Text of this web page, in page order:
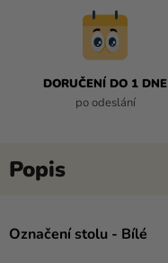
DORUČENÍ DO 1 DNE
po odeslání
Označení stolu - Bílé